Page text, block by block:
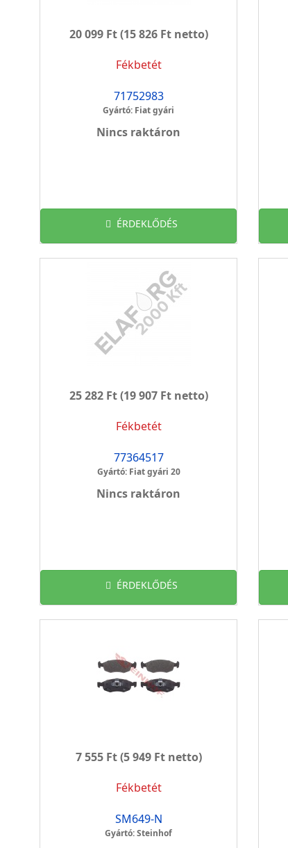
20 099 Ft(15 826 Ft netto)
Fékbetét
71752983
Gyártó: Fiat gyári
Nincs raktáron
ÉRDEKLŐDÉS
25 282 Ft(19 907 Ft netto)
Fékbetét
77364517
Gyártó: Fiat gyári 20
Nincs raktáron
ÉRDEKLŐDÉS
7 555 Ft(5 949 Ft netto)
Fékbetét
SM649-N
Gyártó: Steinhof